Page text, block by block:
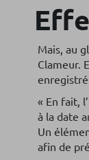
Mais, au
Clameur.
« En fait,
à la date
Un
afin de